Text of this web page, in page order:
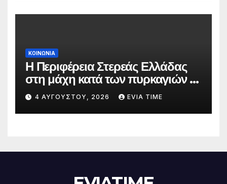
ΚΟΙΝΩΝΙΑ
Η Περιφέρεια Στερεάς Ελλάδας
στη μάχη κατά των πυρκαγιών –
Δράσεις και στήριξη σε πέντε
περιφερειακές ενότητες
4 ΑΥΓΟΎΣΤΟΥ, 2026 EVIA TIME